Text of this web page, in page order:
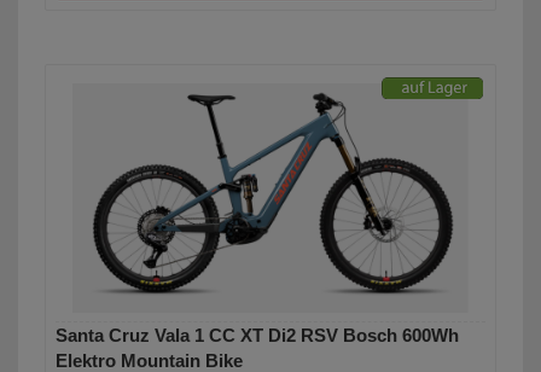
Santa Cruz Vala 1 CC XT Di2 RSV Bosch 600Wh
Elektro Mountain Bike